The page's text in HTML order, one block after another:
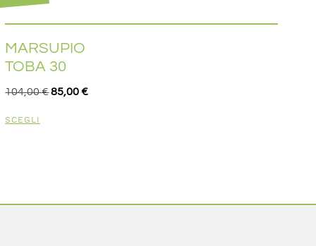
MARSUPIO
TOBA 30
104,00€85,00€
SCEGLI